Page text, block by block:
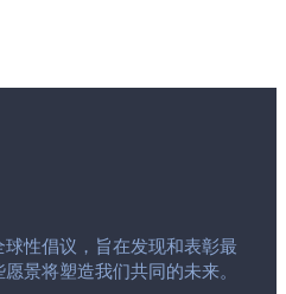
性倡议，旨在发现和表彰最
景将塑造我们共同的未来。